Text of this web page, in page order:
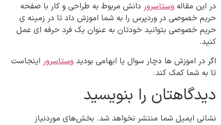
در این مقاله وستاسرور دانش مربوط به طراحی و کار با صفحه
حریم خصوصی در وردپرس را به شما اموزش داد تا در زمینه ی
حریم خصوصی بتوانید خودتان به عنوان یک فرد حرفه ای عمل
کنید.
اگر در اموزش ها دچار سوال یا ابهامی بودید وستاسرور اینجاست
تا به شما کمک کند.
دیدگاهتان را بنویسید
نشانی ایمیل شما منتشر نخواهد شد. بخش‌های موردنیاز